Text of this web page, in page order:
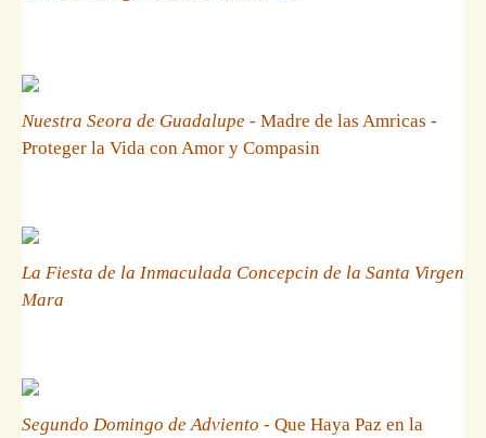
Nuestra Seora de Guadalupe - Madre de las Amricas -
Proteger la Vida con Amor y Compasin
La Fiesta de la Inmaculada Concepcin de la Santa Virgen
Mara
Segundo Domingo de Adviento - Que Haya Paz en la